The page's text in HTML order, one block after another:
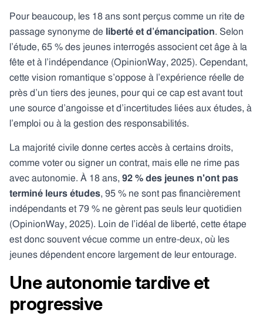
Pour beaucoup, les 18 ans sont perçus comme un rite de
passage synonyme de
liberté et d’émancipation. Selon
l’étude, 65 % des jeunes interrogés associent cet âge à la
fête et à l’indépendance (OpinionWay, 2025). Cependant,
cette vision romantique s’oppose à l’expérience réelle de
près d’un tiers des jeunes, pour qui ce cap est avant tout
une source d’angoisse et d’incertitudes liées aux études, à
l’emploi ou à la gestion des responsabilités.
La majorité civile donne certes accès à certains droits,
comme voter ou signer un contrat, mais elle ne rime pas
avec autonomie. À 18 ans, 92 % des jeunes n'ont pas
terminé leurs études, 95 % ne sont pas financièrement
indépendants et 79 % ne gèrent pas seuls leur quotidien
(OpinionWay, 2025). Loin de l’idéal de liberté, cette étape
est donc souvent vécue comme un entre-deux, où les
jeunes dépendent encore largement de leur entourage.
Une autonomie tardive et
progressive